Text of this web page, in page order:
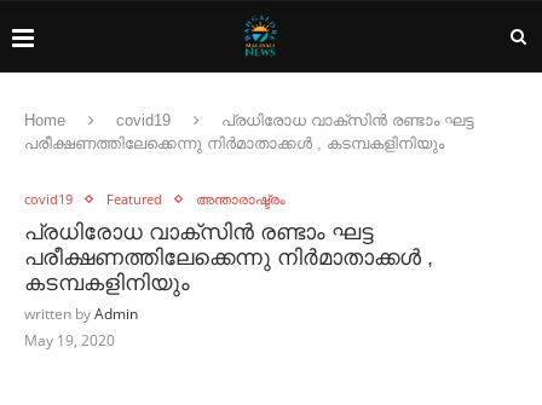
Home covid19
പ്രധിരോധ വാക്സിൻ രണ്ടാം ഘട്ട
പരീക്ഷണത്തിലേക്കെന്നു നിർമാതാക്കൾ , കടമ്പകളിനിയും
covid19 Featured അന്താരാഷ്ട്രം
പ്രധിരോധ വാക്സിൻ രണ്ടാം ഘട്ട
പരീക്ഷണത്തിലേക്കെന്നു നിർമാതാക്കൾ ,
കടമ്പകളിനിയും
written byAdmin
May 19, 2020